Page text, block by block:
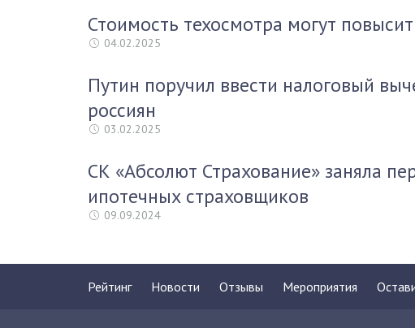
Стоимость техосмотра могут
04.02.2025
Путин поручил ввести налоговый
россиян
03.02.2025
СК «Абсолют Страхование» заняла
ипотечных страховщиков
09.09.2024
Рейтинг Новости Отзывы Мероприятия